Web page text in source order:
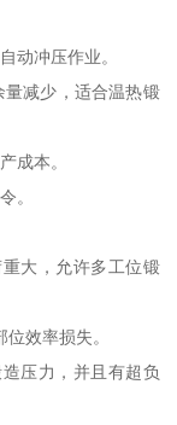
动冲压作业。
减少，适合温热锻
成本。
。
大，允许多工位锻
效率损失。
压力，并且有超负